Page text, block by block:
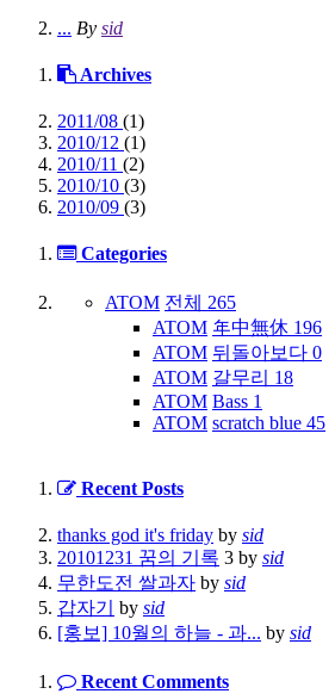
... By sid
Archives
2011/08 (1)
2010/12 (1)
2010/11 (2)
2010/10 (3)
2010/09 (3)
Categories
ATOM 전체 265
ATOM 年中無休 196
ATOM 뒤돌아보다 0
ATOM 갈무리 18
ATOM Bass 1
ATOM scratch blue 45
Recent Posts
thanks god it's friday by sid
20101231 꿈의 기록 3 by sid
무한도전 쌀과자 by sid
갑자기
by sid
[홍보] 10월의 하늘 - 과... by sid
Recent Comments